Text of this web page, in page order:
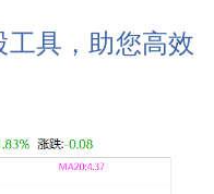
具，助您高效